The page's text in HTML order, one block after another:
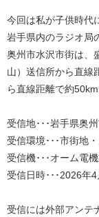
今回は私が子供時代
岩手県内のラジオ局
奥州市水沢市街は、
山）送信所から直線
ら直線距離で約50km
受信地･･･岩手県奥
受信環境･･･市街地
受信機･･･オーム電
受信日時･･･2026年
受信には外部アンテ